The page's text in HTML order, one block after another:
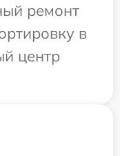
ремонт
в
центр